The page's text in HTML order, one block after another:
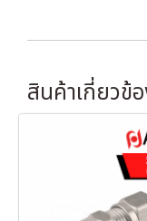
สินค้าเกี่ยวข้